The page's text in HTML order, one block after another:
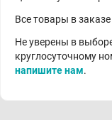
Все товары в
Не уверены в
круглосуточному
напишите нам.